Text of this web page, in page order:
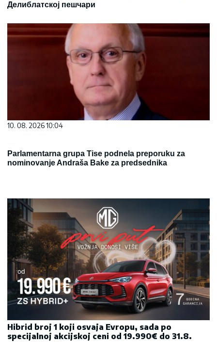
Делиблатској пешчари
10. 08. 2026 10:04
Parlamentarna grupa Tise podnela preporuku za
nominovanje Andraša Bake za predsednika
Hibrid broj 1 koji osvaja Evropu, sada po
specijalnoj akcijskoj ceni od 19.990€ do 31.8.